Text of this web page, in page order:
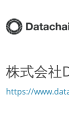
株式会社
https://